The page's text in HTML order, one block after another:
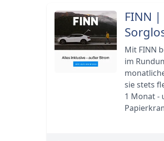
FINN |
Mit FINN
im
sie stets
1 Monat -